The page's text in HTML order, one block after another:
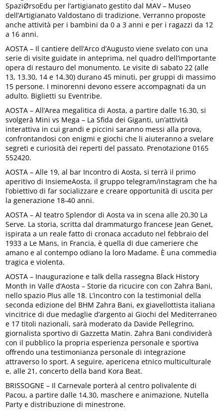
SpaziØrsoEdu per l’artigianato gestito dal MAV – Museo
dell’Artigianato Valdostano di tradizione. Verranno proposte
anche attività per i bambini da 0 a 3 anni e per i ragazzi da 12
a 16 anni.
AOSTA – Il cantiere dell’Arco d’Augusto viene svelato con una
serie di visite guidate in anteprima, nel quadro dell’importante
opera di restauro del monumento. Le visite di sabato 22 (alle
13, 13.30, 14 e 14.30) durano 45 minuti, per gruppi di massimo
15 persone. I minorenni devono essere accompagnati da un
adulto. Biglietti su Eventribe.
AOSTA – All’Area megalitica di Aosta, a partire dalle 16.30, si
svolgerà Mini vs Mega – La Sfida dei Giganti, un’attività
interattiva in cui grandi e piccini saranno messi alla prova,
confrontandosi con enigmi e giochi che li aiuteranno a svelare
segreti e curiosità dei reperti del passato. Prenotazione 0165
552420.
AOSTA – Alle 19, al bar Incontro di Aosta, si terrà il primo
aperitivo di InsiemeAosta, il gruppo telegram/instagram che ha
l’obiettivo di far socializzare e creare opportunità di uscita per
la generazione 18-40 anni.
AOSTA – Al teatro Splendor di Aosta va in scena alle 20.30 La
Serve. La storia, scritta dal drammaturgo francese Jean Genet,
ispirata a un reale fatto di cronaca accaduto nel febbraio del
1933 a Le Mans, in Francia, è quella di due cameriere che
amano e al contempo odiano la loro Madame. È una commedia
tragica e violenta.
AOSTA – Inaugurazione e talk della rassegna Black History
Month in Valle d’Aosta – Storie da ricucire con con Zahra Bani,
nello spazio Plus alle 18. L’incontro con la testimonial della
seconda edizione del BHM Zahra Bani, ex giavellottista italiana
vincitrice di due medaglie d’argento ai Giochi del Mediterraneo
e 17 titoli nazionali, sarà moderato da Davide Pellegrino,
giornalista sportivo di Gazzetta Matin. Zahra Bani condividerà
con il pubblico la propria esperienza personale e sportiva
offrendo una testimonianza personale di integrazione
attraverso lo sport. A seguire, apericena etnico multiculturale
e, alle 21, concerto della band Kora Beat.
BRISSOGNE – Il Carnevale porterà al centro polivalente di
Pacou, a partire dalle 14.30, maschere e animazione, Nutella
Party e distribuzione di minestrone.